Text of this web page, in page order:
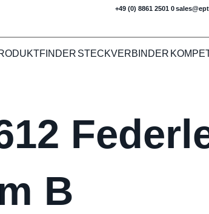
+49 (0) 8861 2501 0
STECKVERBINDER
B